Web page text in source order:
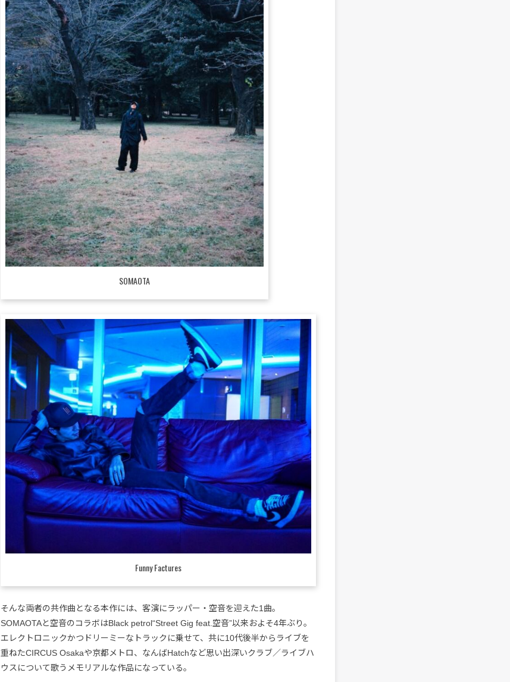
SOMAOTA
Funny Factures
そんな両者の共作曲となる本作には、客演にラッパー・空音を迎えた1曲。
SOMAOTAと空音のコラボはBlack petrol“Street Gig feat.空音”以来およそ4年ぶり。
エレクトロニックかつドリーミーなトラックに乗せて、共に10代後半からライブを
重ねたCIRCUS Osakaや京都メトロ、なんばHatchなど思い出深いクラブ／ライブハ
ウスについて歌うメモリアルな作品になっている。